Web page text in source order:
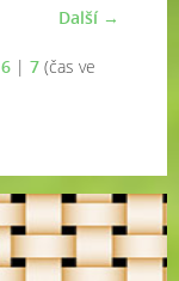
Další →
6 | 7 (čas ve